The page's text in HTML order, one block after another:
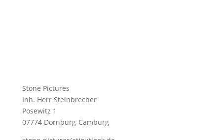
Stone Pictures
Inh. Herr Steinbrecher
Posewitz 1
07774 Dornburg-Camburg